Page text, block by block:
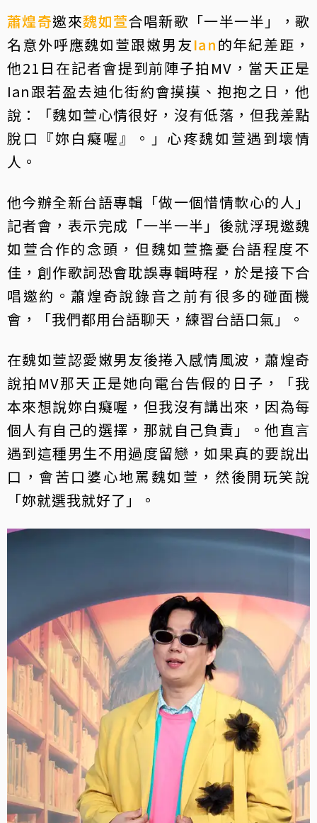
蕭煌奇邀來魏如萱合唱新歌「一半一半」，歌
名意外呼應魏如萱跟嫩男友Ian的年紀差距，
他21日在記者會提到前陣子拍MV，當天正是
Ian跟若盈去迪化街約會摸摸、抱抱之日，他
說：「魏如萱心情很好，沒有低落，但我差點
脫口『妳白癡喔』。」心疼魏如萱遇到壞情
人。
他今辦全新台語專輯「做一個惜情軟心的人」
記者會，表示完成「一半一半」後就浮現邀魏
如萱合作的念頭，但魏如萱擔憂台語程度不
佳，創作歌詞恐會耽誤專輯時程，於是接下合
唱邀約。蕭煌奇說錄音之前有很多的碰面機
會，「我們都用台語聊天，練習台語口氣」。
在魏如萱認愛嫩男友後捲入感情風波，蕭煌奇
說拍MV那天正是她向電台告假的日子，「我
本來想說妳白癡喔，但我沒有講出來，因為每
個人有自己的選擇，那就自己負責」。他直言
遇到這種男生不用過度留戀，如果真的要說出
口，會苦口婆心地罵魏如萱，然後開玩笑說
「妳就選我就好了」。